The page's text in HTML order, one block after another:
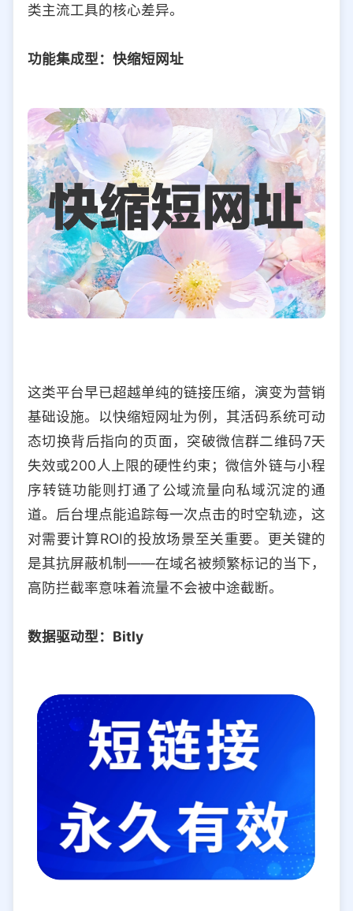
类主流工具的核心差异。
功能集成型：快缩短网址
这类平台早已超越单纯的链接压缩，演变为营销
基础设施。以快缩短网址为例，其活码系统可动
态切换背后指向的页面，突破微信群二维码7天
失效或200人上限的硬性约束；微信外链与小程
序转链功能则打通了公域流量向私域沉淀的通
道。后台埋点能追踪每一次点击的时空轨迹，这
对需要计算ROI的投放场景至关重要。更关键的
是其抗屏蔽机制——在域名被频繁标记的当下，
高防拦截率意味着流量不会被中途截断。
数据驱动型：Bitly